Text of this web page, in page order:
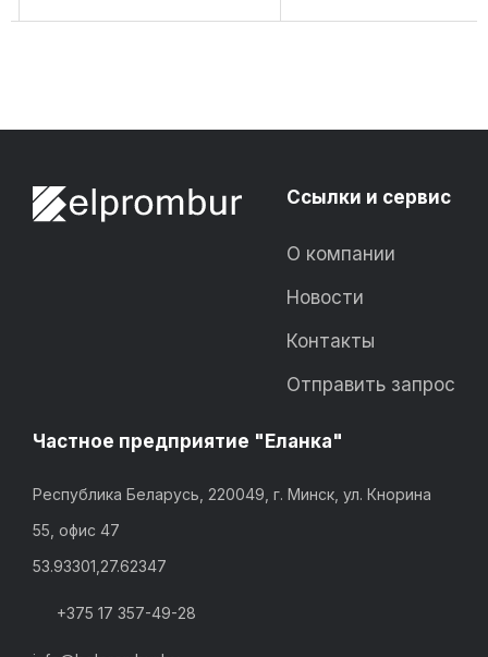
Ссылки и сервис
О компании
Новости
Контакты
Отправить запрос
Частное предприятие "Еланка"
Республика Беларусь, 220049, г. Минск, ул. Кнорина
55, офис 47
53.93301,27.62347
+375 17 357-49-28